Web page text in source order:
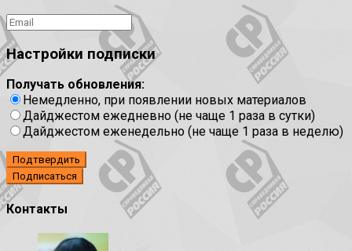
Настройки подписки
Получать обновления:
Немедленно, при появлении новых материалов
Дайджестом ежедневно (не чаще 1 раза в сутки)
Дайджестом еженедельно (не чаще 1 раза в неделю)
Подтвердить
Контакты